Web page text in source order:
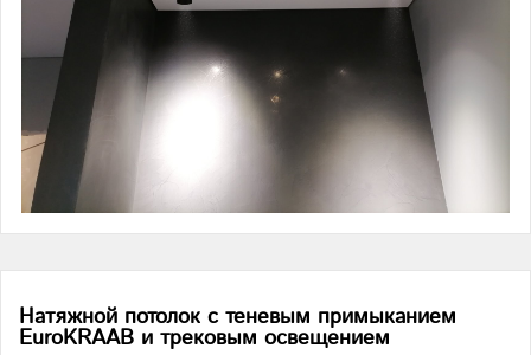
Натяжной потолок с теневым примыканием
EuroKRAAB и трековым освещением